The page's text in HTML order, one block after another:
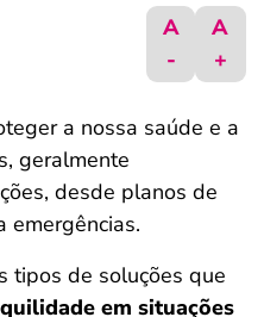
A
-
A
+
a nossa saúde e a
geralmente
desde planos de
emergências.
tipos de soluções que
em situações